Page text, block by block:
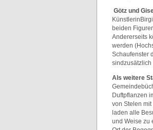
Götz und
beiden
Andererseits
werden
Schaufenster
sindzusätzlich
Als weitere
Duftpflanzen
von Stelen
laden alle
und Weise zu